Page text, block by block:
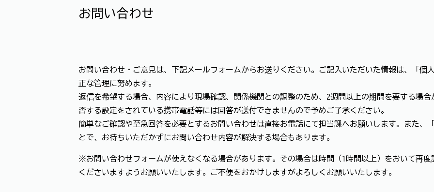
お問い合わせ
お問い合わせ・ご意見は、下記メールフォームからお送りください。ご記入いただいた情報は、「個
正な管理に努めます。
返信を希望する場合、内容により現場確認、関係機関との調整のため、2週間以上の期間を要する場
否する設定をされている携帯電話等には回答が送付できませんので予めご了承ください。
簡単なご確認や至急回答を必要とするお問い合わせは直接お電話にて担当課へお願いします。また、
とで、お待ちいただかずにお問い合わせ内容が解決する場合もあります。
※お問い合わせフォームが使えなくなる場合があります。その場合は時間（1時間以上）をおいて再
くださいますようお願いいたします。ご不便をおかけしますがよろしくお願いいたします。